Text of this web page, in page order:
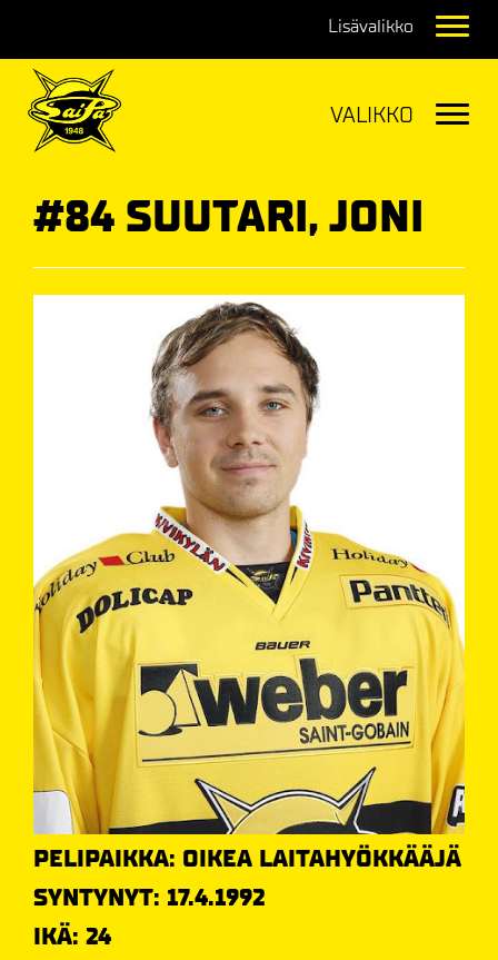
#84 SUUTARI, JONI
PELIPAIKKA: OIKEA LAITAHYÖKKÄÄJÄ
SYNTYNYT: 17.4.1992
IKÄ: 24